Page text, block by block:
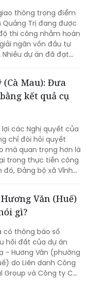
thông trọng điểm
Trị đang được
thi công nhằm hoàn
ngân vốn đầu tư
dự án đã đạt
vẫn là "nút thắt"
để bảo đảm tiến độ
Mau): Đưa
kết quả cụ
các Nghị quyết của
chỉ đòi hỏi quyết
mà quan trọng hơn là
trong thực tiễn công
đó, Đảng bộ xã Vĩnh
phẩm chất, năng
các chủ trương
trong phát triển kinh
cao đời sống Nhân
Văn (Huế)
gì?
có thông báo số
hồi đất của dự án
- Hương Văn (phường
do Liên danh Công
Group và Công ty Cổ